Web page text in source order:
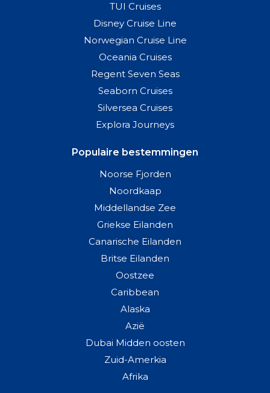
TUI Cruises
Disney Cruise Line
Norwegian Cruise Line
Oceania Cruises
Regent Seven Seas
Seaborn Cruises
Silversea Cruises
Explora Journeys
Populaire bestemmingen
Noorse Fjorden
Noordkaap
Middellandse Zee
Griekse Eilanden
Canarische Eilanden
Britse Eilanden
Oostzee
Caribbean
Alaska
Azië
Dubai Midden oosten
Zuid-Amerkia
Afrika